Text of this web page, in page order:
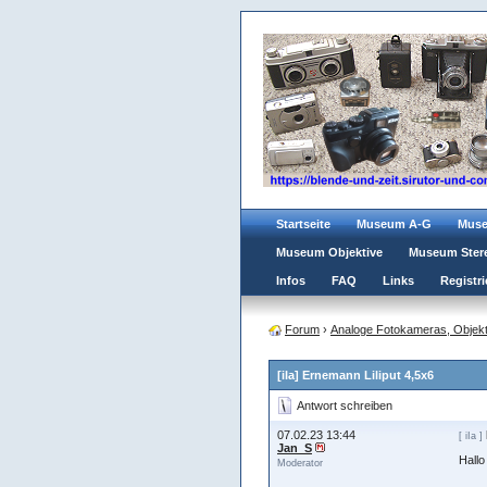
Startseite Museum A-G
Museum Objektive Museum
Infos FAQ Links
Forum › Analoge Fotokameras,
[iIa] Ernemann Liliput 4,5x6
Antwort schreiben
07.02.23 13:44
Jan_S
Moderator
[ iIa ]